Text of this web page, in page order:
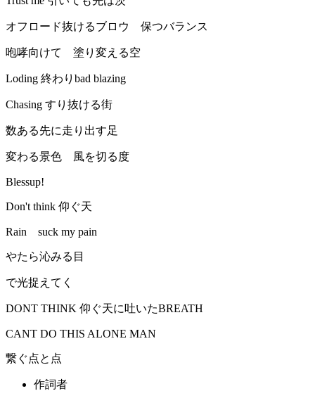
オフロード抜けるブロウ 保つバランス
咆哮向けて 塗り変える空
Loding 終わりbad blazing
Chasing すり抜ける街
数ある先に走り出す足
変わる景色 風を切る度
Blessup!
Don't think 仰ぐ天
Rain suck my pain
やたら沁みる目
で光捉えてく
DONT THINK 仰ぐ天に吐いたBREATH
CANT DO THIS ALONE MAN
繋ぐ点と点
作詞者